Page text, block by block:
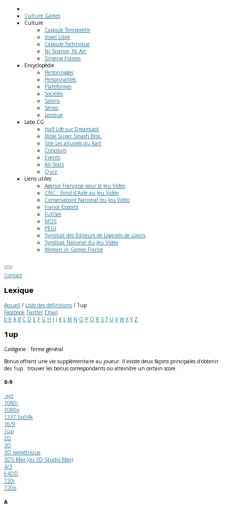
Culture Games
Culture
Capsule Temporelle
Voxel Libre
Capsule Technique
Ni Science, Ni Art
Singing Frames
Encyclopédie
Personnages
Personnalités
Plateformes
Sociétés
Salons
Séries
Lexique
Labo CG
Half Life sur Dreamcast
Bible Super Smash Bros.
Site Les allumés du Kart
Concours
Events
All-Stars
Quiz
Liens utiles
Agence Française pour le Jeu Vidéo
CNC : Fond d'Aide au Jeu Vidéo
Conservatoire National du Jeu Vidéo
France Esports
FullSet
MO5
PEGI
Syndicat des Editeurs de Logiciels de Loisirs
Syndicat National du Jeu Vidéo
Women in Games France
Contact
Lexique
Accueil / Liste des définitions / 1up
Facebook Twitter Email
0-9 A B C D E F G H I J K L M N O P Q R S T U V W X Y Z
1up
Catégorie : Terme général
Bonus offrant une vie supplémentaire au joueur. Il existe deux façons principales d'obtenir
des 1up : trouver les bonus correspondants ou atteindre un certain score.
0-9
.xyz
1080i
1080p
1337 5p34k
16/9
1up
2D
3D
3D isométrique
3DS Max (ou 3D Studio Max)
4/3
64DD
720i
720p
A